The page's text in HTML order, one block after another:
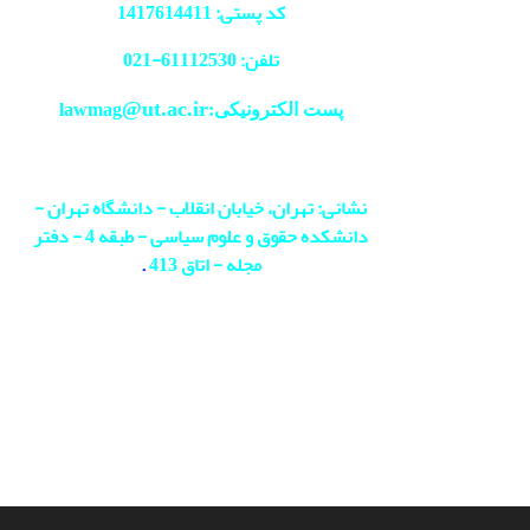
کد پستی: 1417614411
تلفن: 61112530-
021
پست الکترونیکی:lawmag@ut.ac.ir
نشانی: تهران، خیابان انقلاب - دانشگاه تهران -
دانشکده حقوق و علوم سیاسی - طبقه 4 - دفتر
مجله - اتاق 413
.